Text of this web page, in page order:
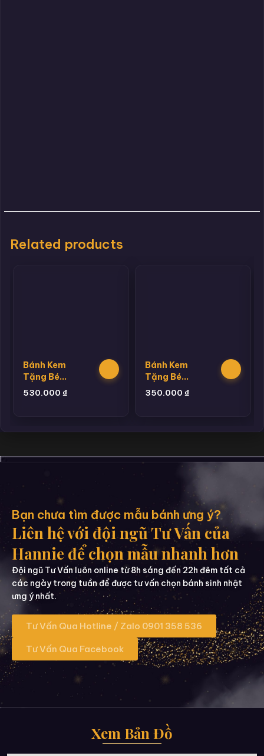
Related products
Bánh Kem
Tặng Bé
Trai
530.000 ₫
Bánh Kem
Tặng Bé
Trai
350.000 ₫
Bạn chưa tìm được mẫu bánh ưng ý?
Liên hệ với đội ngũ Tư Vấn của
Hannie để chọn mẫu nhanh hơn
Đội ngũ Tư Vấn luôn online từ 8h sáng đến 22h đêm tất cả
các ngày trong tuần để được tư vấn chọn bánh sinh nhật
ưng ý nhất.
Tư Vấn Qua Hotline / Zalo 0901 358 536
Tư Vấn Qua Facebook
Xem Bản Đồ